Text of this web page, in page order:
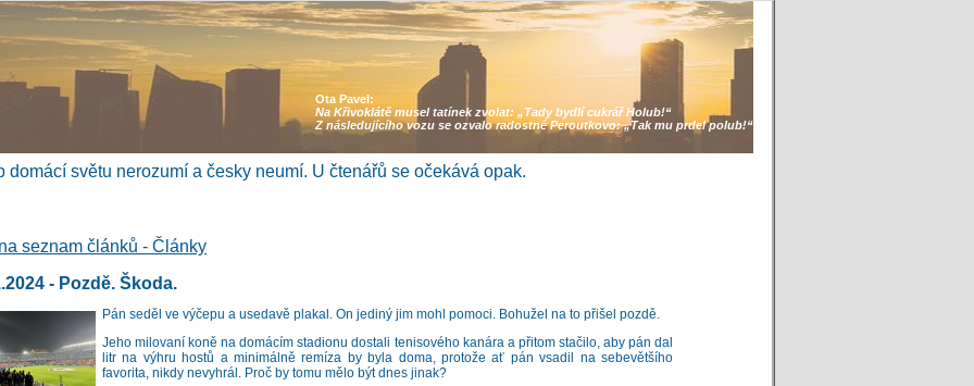
Ota Pavel:
Na Křivoklátě musel tatínek zvolat: „Tady bydlí cukrář Holub!“
Z následujícího vozu se ozvalo radostné Peroutkovo:„Tak mu prdel polub!“
domácí světu nerozumí a česky neumí. U čtenářů se očekává opak.
seznam článků - Články
- Pozdě. Škoda.
Pán seděl ve výčepu a usedavě plakal. On jediný jim mohl pomoci. Bohužel na to přišel pozdě.
Jeho milovaní koně na domácím stadionu dostali tenisového kanára a přitom stačilo, aby pán dal
litr na výhru hostů a minimálně remíza by byla doma, protože ať pán vsadil na sebevětšího
favorita, nikdy nevyhrál. Proč by tomu mělo být dnes jinak?